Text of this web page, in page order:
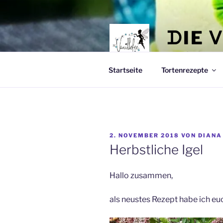
springen
ᗪIE
☆ ℂ𝕒𝕜𝕖 𝕚𝕥
Startseite Tortenrezepte
VERÖFFENTLICHT
AM
2. NOVEMBER 2018 VON DIANA
Herbstliche Igel
Hallo zusammen,
als neustes Rezept habe ich